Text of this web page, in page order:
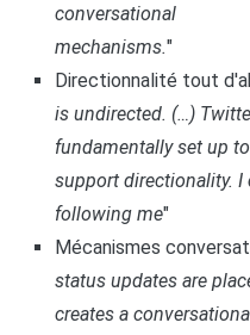
conversational
mechanisms."
Directionnalité tout
is undirected. (…)
fundamentally set up to
support directionality.
following me"
Mécanismes
status updates are
creates a